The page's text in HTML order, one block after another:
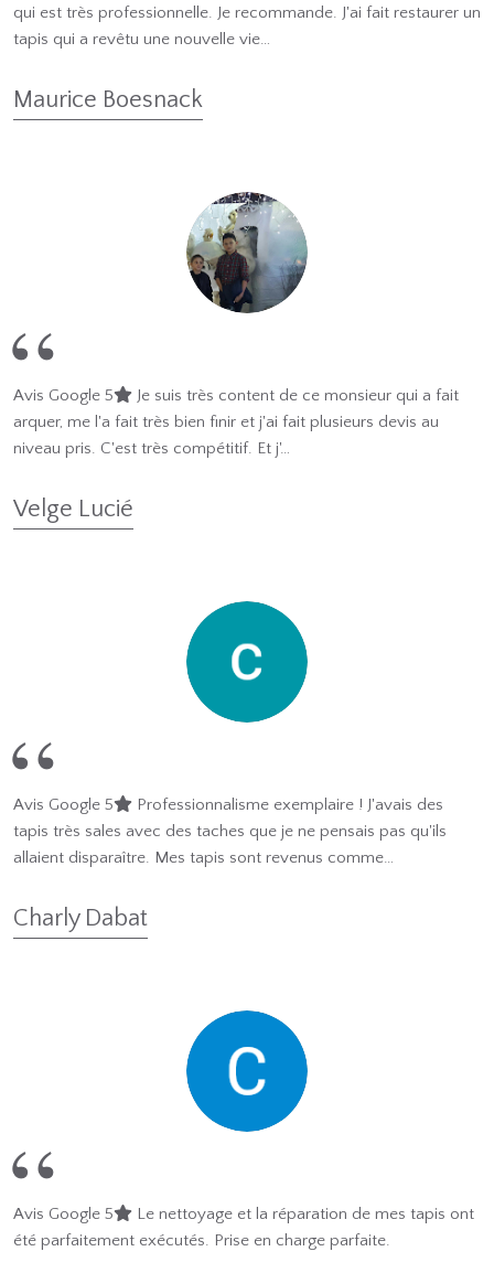
qui est très professionnelle. Je recommande. J'ai fait restaurer un
tapis qui a revêtu une nouvelle vie…
Maurice Boesnack
Avis Google 5
Je suis très content de ce monsieur qui a fait
arquer, me l'a fait très bien finir et j'ai fait plusieurs devis au
niveau pris. C'est très compétitif. Et j'…
Velge Lucié
Avis Google 5
Professionnalisme exemplaire ! J'avais des
tapis très sales avec des taches que je ne pensais pas qu'ils
allaient disparaître. Mes tapis sont revenus comme…
Charly Dabat
Avis Google 5
Le nettoyage et la réparation de mes tapis ont
été parfaitement exécutés. Prise en charge parfaite.